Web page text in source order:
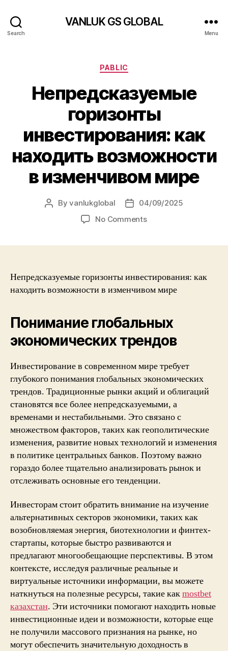
Search
VANLUK GS GLOBAL
Menu
Categories
PABLIC
Непредсказуемые
горизонты
инвестирования: как
находить возможности
в изменчивом мире
PostByvanlukglobal
Post04/09/2025
No Commentson
находить
мире
Непредсказуемые горизонты инвестирования: как
находить возможности в изменчивом мире
Понимание глобальных
экономических трендов
Инвестирование в современном мире требует
глубокого понимания глобальных экономических
трендов. Традиционные рынки акций и облигаций
становятся все более непредсказуемыми, а
временами и нестабильными. Это связано с
множеством факторов, таких как геополитические
изменения, развитие новых технологий и изменения
в политике центральных банков. Поэтому важно
гораздо более тщательно анализировать рынок и
отслеживать основные его тенденции.
Инвесторам стоит обратить внимание на изучение
альтернативных секторов экономики, таких как
возобновляемая энергия, биотехнологии и финтех-
стартапы, которые быстро развиваются и
предлагают многообещающие перспективы. В этом
контексте, исследуя различные реальные и
виртуальные источники информации, вы можете
наткнуться на полезные ресурсы, такие какmostbet
казахстан. Эти источники помогают находить новые
инвестиционные идеи и возможности, которые еще
не получили массового признания на рынке, но
могут обеспечить значительную доходность в